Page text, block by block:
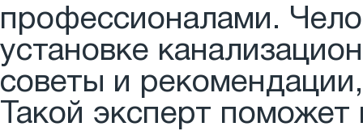
профессионалами.
установке
советы и
Такой эксперт